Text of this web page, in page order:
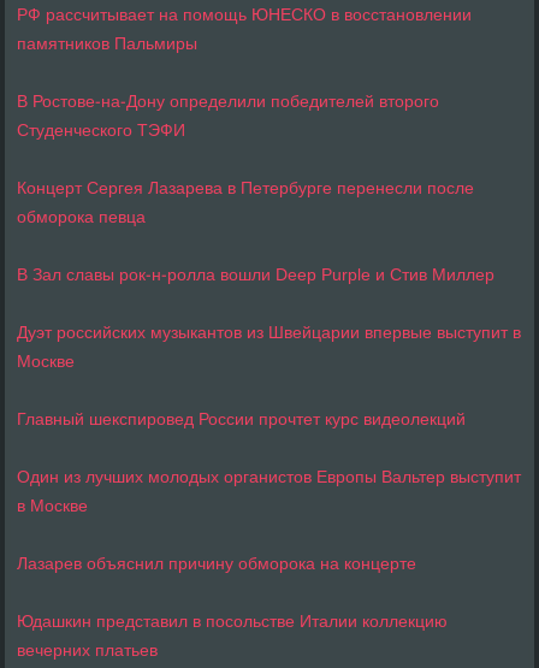
РФ рассчитывает на помощь ЮНЕСКО в восстановлении
памятников Пальмиры
В Ростове-на-Дону определили победителей второго
Студенческого ТЭФИ
Концерт Сергея Лазарева в Петербурге перенесли после
обморока певца
В Зал славы рок-н-ролла вошли Deep Purple и Стив Миллер
Дуэт российских музыкантов из Швейцарии впервые выступит в
Москве
Главный шекспировед России прочтет курс видеолекций
Один из лучших молодых органистов Европы Вальтер выступит
в Москве
Лазарев объяснил причину обморока на концерте
Юдашкин представил в посольстве Италии коллекцию
вечерних платьев